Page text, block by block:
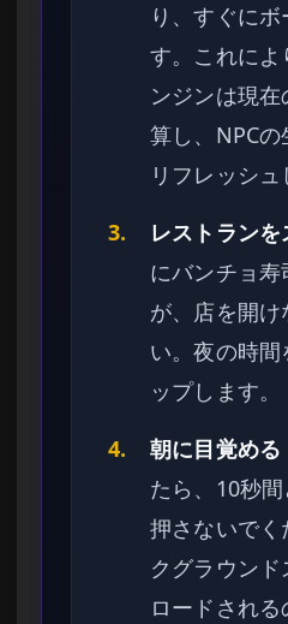
り、すぐに
す。これに
ンジンは現
算し、NPC
リフレッシュ
3.
レストランを
にバンチョ
が、店を開け
い。夜の時間
ップします。
4.
朝に目覚める
たら、10秒
押さないでく
クグラウン
ロードされる